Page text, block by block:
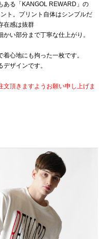
ある「KANGOL REWARD」の
ト。プリント自体はシンプルだ
在感は抜群
い部分まで丁寧な仕上がり。
心地にも拘った一枚です。
ザインです。
頂きますようお願い申し上げま